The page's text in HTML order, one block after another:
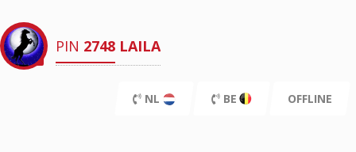
PIN 2748 LAILA
NL BE OFFLINE